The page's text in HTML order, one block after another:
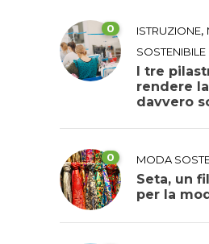
0 ISTRUZIONE,
SOSTENIBILE
I tre
rendere
davvero
0 MODA
Seta, un
per la